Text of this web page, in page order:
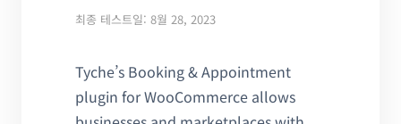
최종 테스트일: 8월 28, 2023
Tyche’s Booking & Appointment
plugin for WooCommerce allows